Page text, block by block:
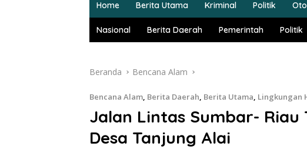
Home Berita Utama Kriminal Politik
Nasional Berita Daerah Pemerintah Politik
Beranda Bencana Alam
Bencana Alam, Berita Daerah, Berita Utama, Lingkungan
Jalan Lintas Sumbar-
Desa Tanjung Alai